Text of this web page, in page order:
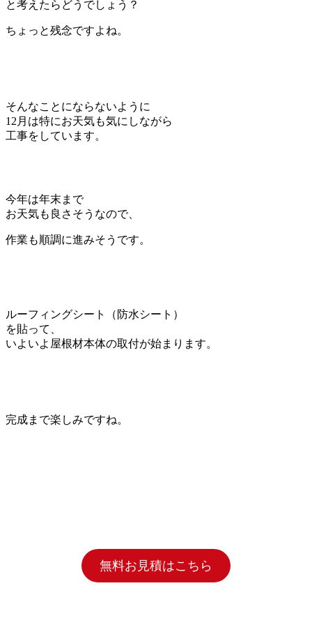
と考えたらどうでしょう？
ちょっと残念ですよね。
そんなことにならないように
12月は特にお天気も気にしながら
工事をしています。
今年は年末まで
お天気も良さそうなので、
作業も順調に進みそうです。
ルーフィングシート（防水シート）
を貼って、
いよいよ屋根材本体の取付が始まります。
完成まで楽しみですね。
無料お見積はこちら